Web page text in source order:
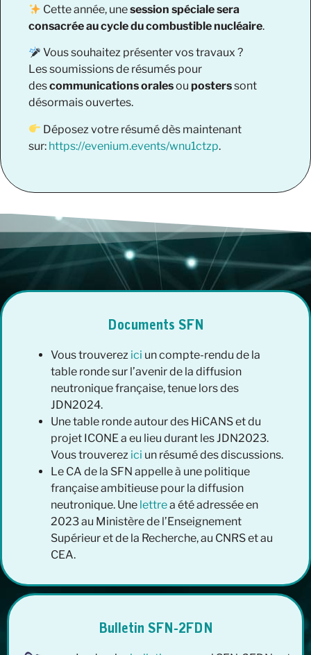
Cette année, unesession spéciale sera
consacrée au cycle du combustible nucléaire.
Vous souhaitez présenter vos travaux ?
Les soumissions de résumés pour
descommunications oralesou posterssont
désormais ouvertes.
Déposez votre résumé dès maintenant
sur: https://evenium.events/wnu1ctzp.
Documents SFN
Vous trouverez ici un compte-rendu de la
table ronde sur l’avenir de la diffusion
neutronique française, tenue lors des
JDN2024.
Une table ronde autour des HiCANS et du
projet ICONE a eu lieu durant les JDN2023.
Vous trouverez ici un résumé des discussions.
Le CA de la SFN appelle à une politique
française ambitieuse pour la diffusion
neutronique. Une lettrea été adressée en
2023 au Ministère de l’Enseignement
Supérieur et de la Recherche, au CNRS et au
CEA.
Bulletin SFN-2FDN